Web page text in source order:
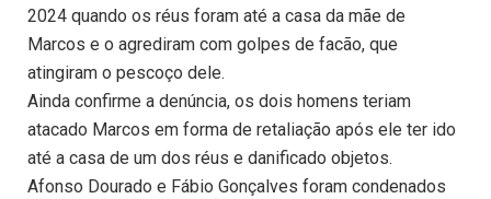
2024 quando os réus foram até a casa da mãe de
Marcos e o agrediram com golpes de facão, que
atingiram o pescoço dele.
Ainda confirme a denúncia, os dois homens teriam
atacado Marcos em forma de retaliação após ele ter ido
até a casa de um dos réus e danificado objetos.
Afonso Dourado e Fábio Gonçalves foram condenados